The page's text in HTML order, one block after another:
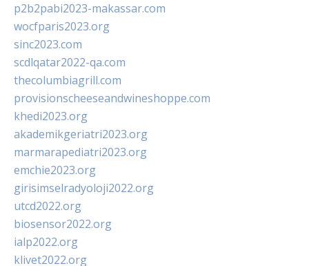
p2b2pabi2023-makassar.com
wocfparis2023.org
sinc2023.com
scdlqatar2022-qa.com
thecolumbiagrill.com
provisionscheeseandwineshoppe.com
khedi2023.org
akademikgeriatri2023.org
marmarapediatri2023.org
emchie2023.org
girisimselradyoloji2022.org
utcd2022.org
biosensor2022.org
ialp2022.org
klivet2022.org